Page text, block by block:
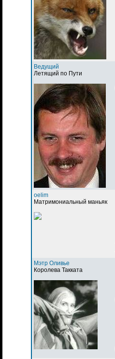
Ведущий
Летящий по Пути
oelim
Матримониальный маньяк
Мэтр Оливье
Королева Такката